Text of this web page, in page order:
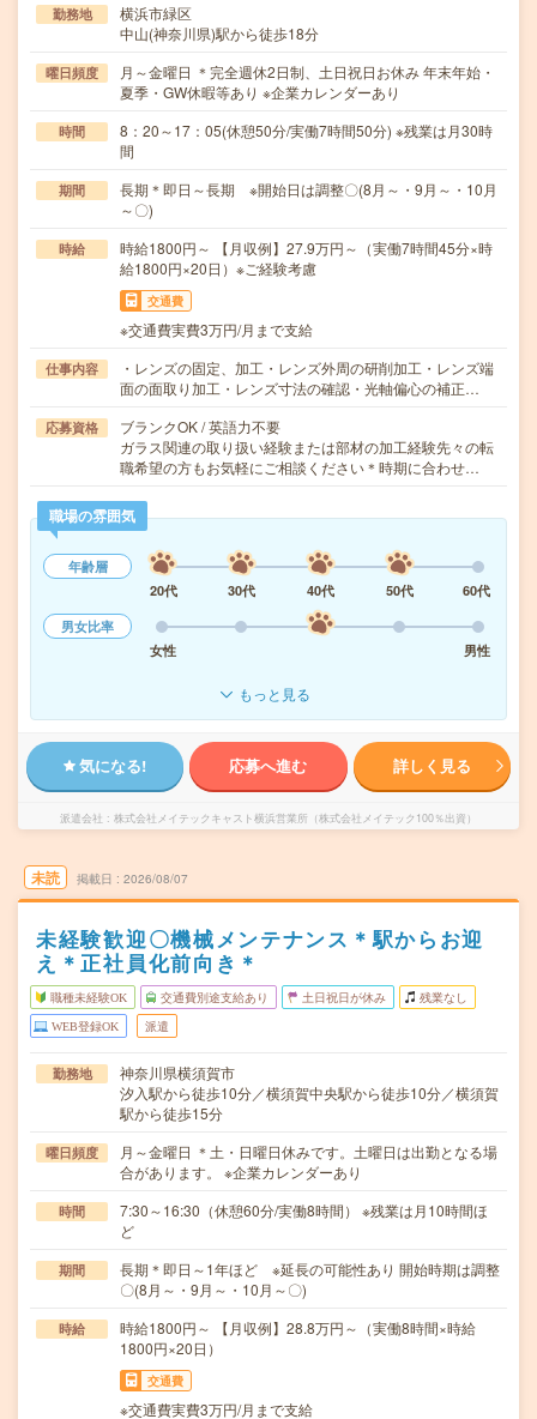
勤務地
横浜市緑区
中山(神奈川県)駅から徒歩18分
曜日頻度
月～金曜日 ＊完全週休2日制、土日祝日お休み 年末年始・
夏季・GW休暇等あり ※企業カレンダーあり
時間
8：20～17：05(休憩50分/実働7時間50分) ※残業は月30時
間
期間
長期＊即日～長期 ※開始日は調整〇(8月～・9月～・10月
～〇)
時給
時給1800円～ 【月収例】27.9万円～（実働7時間45分×時
給1800円×20日）※ご経験考慮
交通費
※交通費実費3万円/月まで支給
仕事内容
・レンズの固定、加工・レンズ外周の研削加工・レンズ端
面の面取り加工・レンズ寸法の確認・光軸偏心の補正…
応募資格
ブランクOK / 英語力不要
ガラス関連の取り扱い経験または部材の加工経験先々の転
職希望の方もお気軽にご相談ください＊時期に合わせ…
職場の雰囲気
年齢層
20代
30代 40代 50代
60代
男女比率
女性
男性
もっと見る
気になる! 応募へ進む 詳しく見る
派遣会社 株式会社メイテックキャスト横浜営業所（株式会社メイテック100％出資）
未読 掲載日 2026/08/07
未経験歓迎〇機械メンテナンス＊駅からお迎
え＊正社員化前向き＊
職種未経験OK 交通費別途支給あり 土日祝日が休み 残業なし
WEB登録OK 派遣
勤務地
神奈川県横須賀市
汐入駅から徒歩10分／横須賀中央駅から徒歩10分／横須賀
駅から徒歩15分
曜日頻度
月～金曜日 ＊土・日曜日休みです。土曜日は出勤となる場
合があります。 ※企業カレンダーあり
時間
7:30～16:30（休憩60分/実働8時間） ※残業は月10時間ほ
ど
期間
長期＊即日～1年ほど ※延長の可能性あり 開始時期は調整
〇(8月～・9月～・10月～〇)
時給
時給1800円～ 【月収例】28.8万円～（実働8時間×時給
1800円×20日）
交通費
※交通費実費3万円/月まで支給